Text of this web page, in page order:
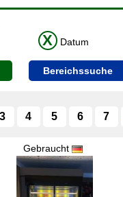
X Datum
Bereichssuche
3 4 5 6 7
Gebraucht